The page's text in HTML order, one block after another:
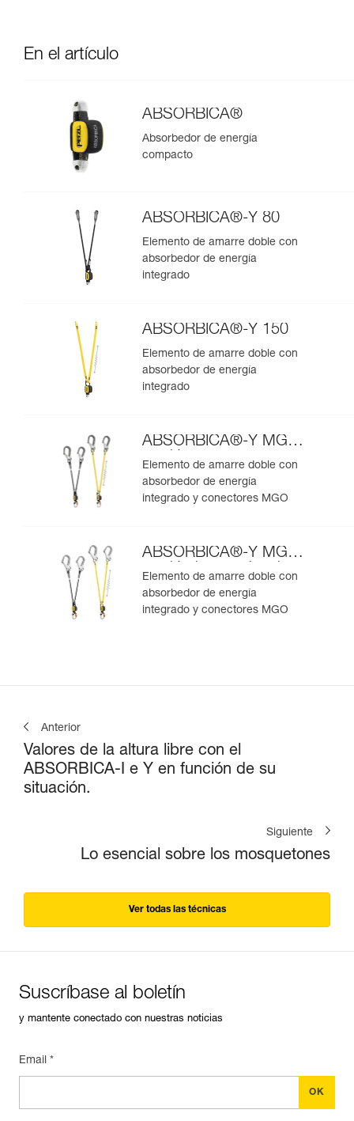
En el artículo
ABSORBICA®
Absorbedor de energía
compacto
ABSORBICA®-Y 80
Elemento de amarre doble con
absorbedor de energía
integrado
ABSORBICA®-Y 150
Elemento de amarre doble con
absorbedor de energía
integrado
ABSORBICA®-Y MGO
versión europea
Elemento de amarre doble con
absorbedor de energía
integrado y conectores MGO
ABSORBICA®-Y MGO
versión internacional
Elemento de amarre doble con
absorbedor de energía
integrado y conectores MGO
Anterior
Valores de la altura libre con el
ABSORBICA-I e Y en función de su
situación.
Siguiente
Lo esencial sobre los mosquetones
Ver todas las técnicas
Suscríbase al boletín
y mantente conectado con nuestras noticias
Email *